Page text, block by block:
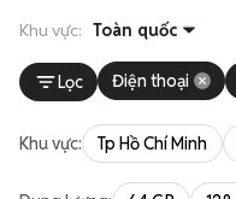
Khu vực: Toàn quốc
Lọc Điện thoại
Khu vực: Tp Hồ Chí Minh